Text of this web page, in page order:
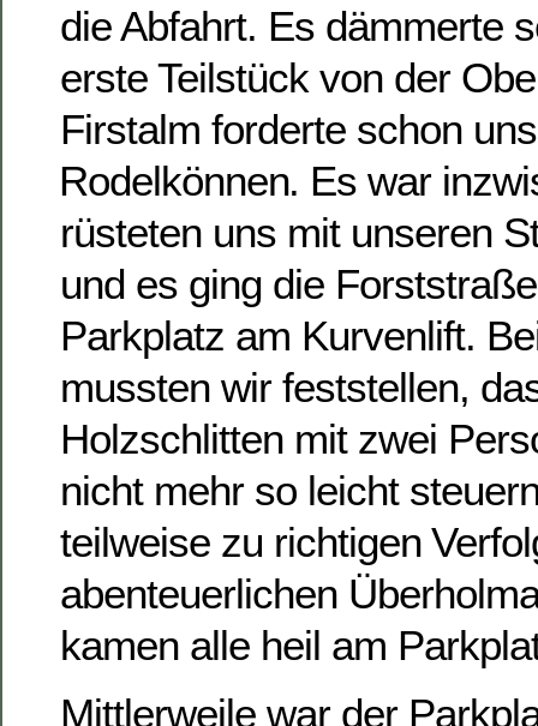
die Abfahrt. Es dämmerte
erste Teilstück von der
Firstalm forderte schon
Rodelkönnen. Es war
rüsteten uns mit unseren
und es ging die
Parkplatz am Kurvenlift.
mussten wir feststellen,
Holzschlitten mit zwei
nicht mehr so leicht
teilweise zu richtigen
abenteuerlichen
kamen alle heil am
Mittlerweile war der